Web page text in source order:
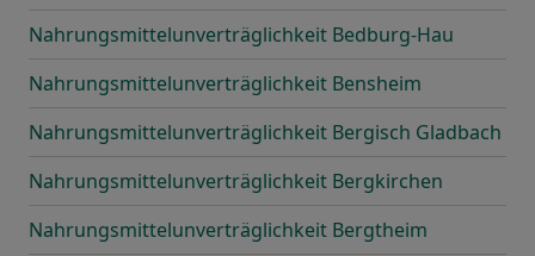
Nahrungsmittelunverträglichkeit Bedburg-Hau
Nahrungsmittelunverträglichkeit Bensheim
Nahrungsmittelunverträglichkeit Bergisch Gladbach
Nahrungsmittelunverträglichkeit Bergkirchen
Nahrungsmittelunverträglichkeit Bergtheim